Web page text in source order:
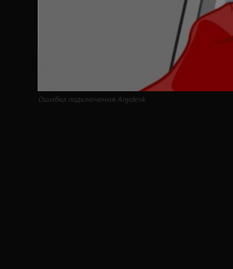
Ошибка подключения Anydesk